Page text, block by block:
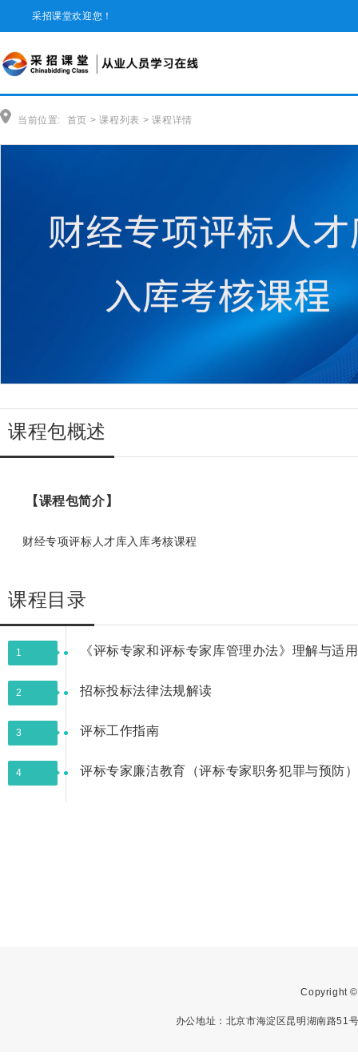
采招课堂欢迎您！
当前位置: 首页 > 课程列表 > 课程详情
课程包概述
【课程包简介】
财经专项评标人才库入库考核课程
课程目录
1 《评标专家和评标专家库管理办法》理解与适用
2 招标投标法律法规解读
3 评标工作指南
4 评标专家廉洁教育（评标专家职务犯罪与预防）
Copyright
办公地址：北京市海淀区昆明湖南路51